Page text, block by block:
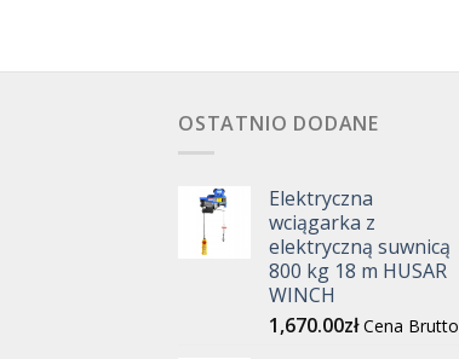
OSTATNIO DODANE
Elektryczna
wciągarka z
elektryczną suwnicą
800 kg 18 m HUSAR
WINCH
1,670.00zł Cena Brutto